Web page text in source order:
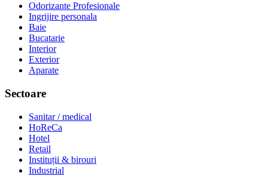
Odorizante Profesionale
Ingrijire personala
Baie
Bucatarie
Interior
Exterior
Aparate
Sectoare
Sanitar / medical
HoReCa
Hotel
Retail
Instituții & birouri
Industrial